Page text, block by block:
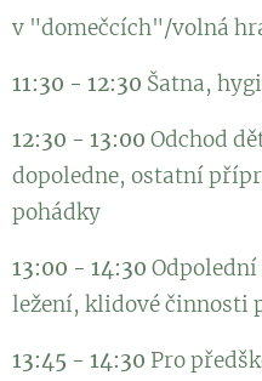
v "domečcích"/volná
11:30 - 12:30 Šatna,
12:30 - 13:00 Odchod
dopoledne, ostatní
pohádky
13:00 - 14:30
ležení, klidové činnosti
13:45 - 14:30 Pro